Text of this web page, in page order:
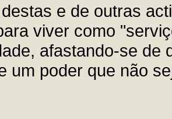
e de outras
viver como
afastando-se de
um poder que não